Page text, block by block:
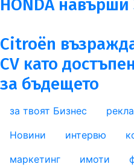
HONDA
Citroën
CV като
за бъдещето
за твоят Бизнес
footer_statii
Новини интервю
маркетинг
имоти